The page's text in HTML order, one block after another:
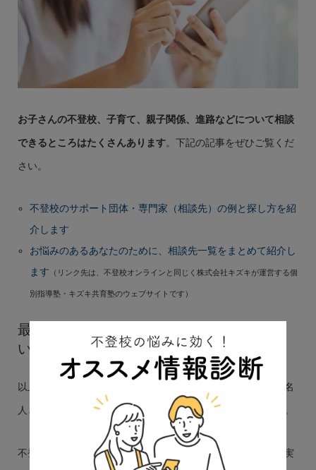
お子さんの不登校、子育て、親子関係、進路などについて相談
できるところはたくさんあります。下記の記事をぜひご覧くだ
さい。
不登校のサポート団体・専門家（相談先）の例と探し方を紹
介します
お悩みのあるあなたのために、相談先一覧をまとめて紹介し
ます
（リンク先は、不登校オンラインと同じく株式会社キズキが運営する個
別指導塾・キズキ共育塾のウェブサイトです）
最後に〜ぜひサポート団体にご相談くださ
い〜
以上、お子さんに不登校やひきこもり経験のある芸能人・有名
人と、その出典を紹介しました。参考となったなら幸いです。
不登校やひきこもりのとらえ方は人それぞれです。しかし確実